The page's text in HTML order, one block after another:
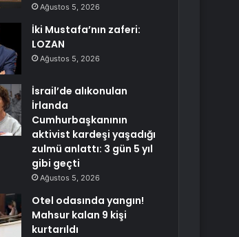
Ağustos 5, 2026
İki Mustafa’nın zaferi:
LOZAN
Ağustos 5, 2026
İsrail’de alıkonulan
İrlanda
Cumhurbaşkanının
aktivist kardeşi yaşadığı
zulmü anlattı: 3 gün 5 yıl
gibi geçti
Ağustos 5, 2026
Otel odasında yangın!
Mahsur kalan 9 kişi
kurtarıldı